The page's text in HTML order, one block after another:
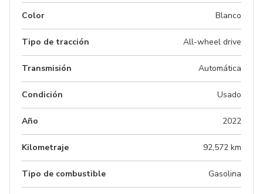
Color Blanco
Tipo de tracción All-wheel drive
Transmisión Automática
Condición Usado
Año 2022
Kilometraje 92,572 km
Tipo de combustible Gasolina